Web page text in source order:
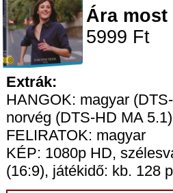
Ára most
5999 Ft
Extrák:
HANGOK: magyar
norvég (DTS-HD MA 5.1)
FELIRATOK: magyar
KÉP: 1080p HD,
(16:9), játékidő: kb. 128